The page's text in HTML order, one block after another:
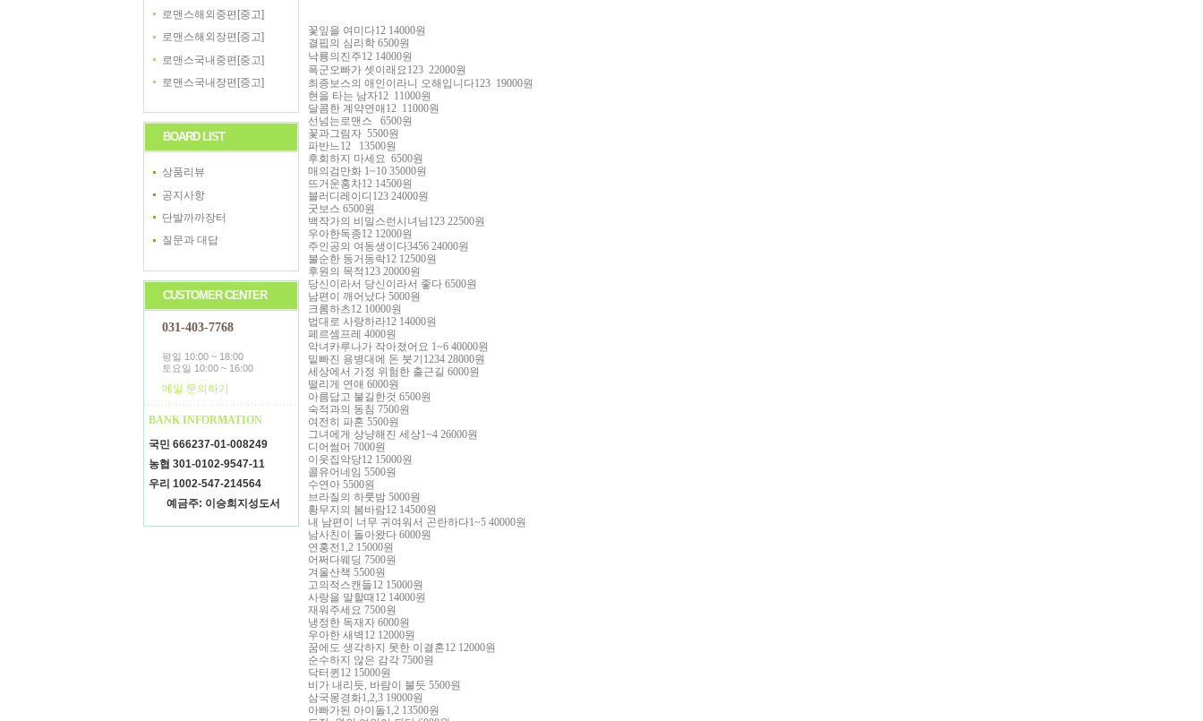
로맨스해외중편[중고]
로맨스해외장편[중고]
로맨스국내중편[중고]
로맨스국내장편[중고]
BOARD LIST
상품리뷰
공지사항
단발까까장터
질문과 대답
CUSTOMER CENTER
031-403-7768
평일 10:00 ~ 18:00
토요일 10:00 ~ 16:00
메일 문의하기
BANK INFORMATION
국민 666237-01-008249
농협 301-0102-9547-11
우리 1002-547-214564
예금주: 이승희지성도서
꽃잎을 여미다12 14000원
결핍의 심리학 6500원
낙룡의진주12 14000원
폭군오빠가 셋이래요123 22000원
최종보스의 애인이라니 오해입니다123 19000원
현을 타는 남자12 11000원
달콤한 계약연애 12 11000원
선넘는로맨스 6500원
꽃과그림자 5500원
파반느12 13500원
후회하지 마세요 6500원
매의검만화 1~10 35000원
뜨거운홍차12 14500원
블러디레이디 123 24000원
굿보스 6500원
백작가의 비밀스런시녀님 123 22500원
우아한독종12 12000원
주인공의 여동생이다3456 24000원
불순한 동거동락12 12500원
후원의 목적 123 20000원
당신이라서 당신이라서 좋다 6500원
남편이 깨어났다 5000원
크롬하츠12 10000원
법대로 사랑하라12 14000원
페르셈프레 4000원
악녀카루나가 작아졌어요 1~6 40000원
밑빠진 용병대에 돈 붓기 1234 28000원
세상에서 가정 위험한 출근길 6000원
떨리게 연애 6000원
아름답고 불길한것 6500원
숙적과의 동침 7500원
여전히 파혼 5500원
그녀에게 상냥해진 세상1~4 26000원
디어썸머 7000원
이웃집악당12 15000원
콜유어네임 5500원
수연아 5500원
브라질의 하룻밤 5000원
황무지의 봄바람12 14500원
내 남편이 너무 귀여워서 곤란하다1~5 40000원
남사친이 돌아왔다 6000원
연홍전 1,2 15000원
어쩌다웨딩 7500원
겨울산책 5500원
고의적스캔들12 15000원
사랑을 말할때 12 14000원
재워주세요 7500원
냉정한 독재자 6000원
우아한 새벽 12 12000원
꿈에도 생각하지 못한 이결혼12 12000원
순수하지 않은 감각 7500원
닥터퀸 12 15000원
비가 내리듯, 바람이 불듯 5500원
삼국몽경화1,2,3 19000원
아빠가된 아이돌1,2 13500원